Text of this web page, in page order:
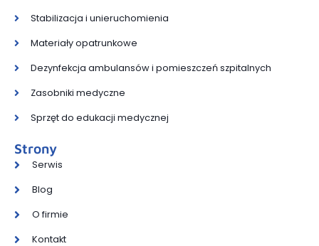
Stabilizacja i unieruchomienia
Materiały opatrunkowe
Dezynfekcja ambulansów i pomieszczeń szpitalnych
Zasobniki medyczne
Sprzęt do edukacji medycznej
Strony
Serwis
Blog
O firmie
Kontakt